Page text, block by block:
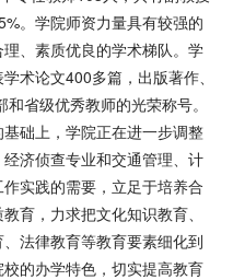
。学院师资力量具有较强的
、素质优良的学术梯队。学
术论文400多篇，出版著作、
省级优秀教师的光荣称号。
础上，学院正在进一步调整
济侦查专业和交通管理、计
实践的需要，立足于培养合
育，力求把文化知识教育、
法律教育等教育要素细化到
的办学特色，切实提高教育